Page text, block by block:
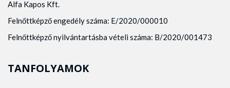
Alfa Kapos Kft.
Felnőttképző engedély száma: E/2020/000010
Felnőttképző nyilvántartásba vételi száma: B/2020/001473
TANFOLYAMOK